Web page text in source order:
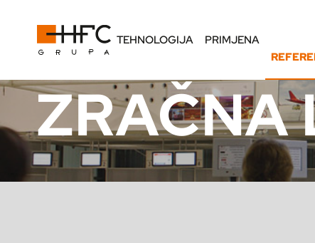
TEHNOLOGIJA
PRIMJENA
ZRAČNA